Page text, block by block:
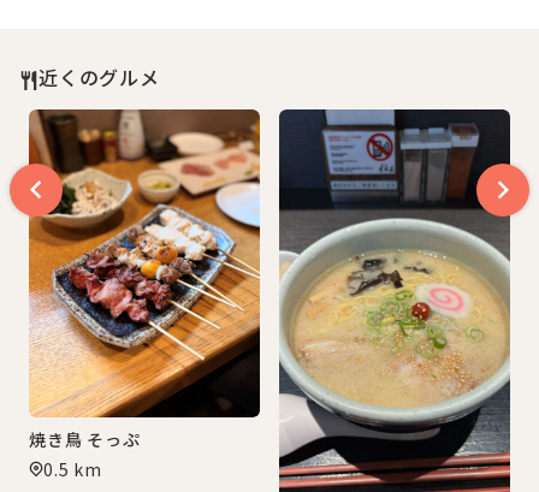
近くのグルメ
焼き鳥 そっぷ
0.5 km